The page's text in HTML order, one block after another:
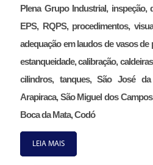
Plena Grupo Industrial, inspeção,
EPS, RQPS, procedimentos,
adequação em laudos de vasos
estanqueidade, calibração,
cilindros, tanques, São José da
Arapiraca, São Miguel dos
Boca da Mata, Codó
LEIA MAIS